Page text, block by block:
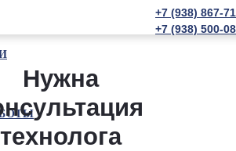
+7 (938) 867-
+7 (938) 500-
Нужна
технолога